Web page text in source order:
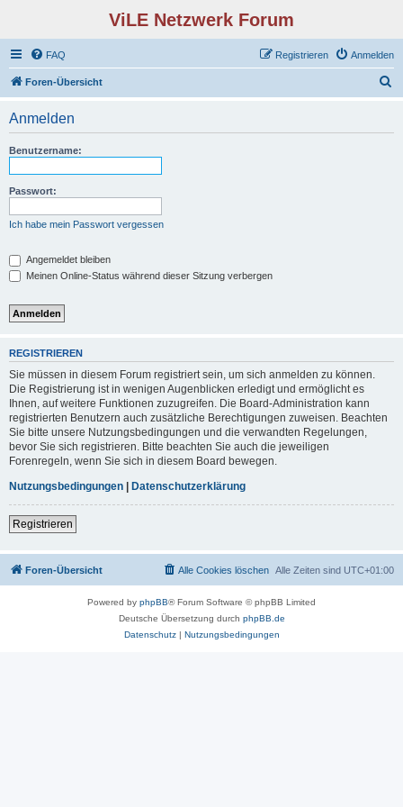
ViLE Netzwerk Forum
FAQ Anmelden
Registrieren
Foren-Übersicht
Anmelden
Benutzername:
Passwort:
Ich habe mein Passwort vergessen
Angemeldet bleiben
Meinen Online-Status während dieser Sitzung verbergen
REGISTRIEREN
Sie müssen in diesem Forum registriert sein, um sich anmelden zu können.
Die Registrierung ist in wenigen Augenblicken erledigt und ermöglicht es
Ihnen, auf weitere Funktionen zuzugreifen. Die Board-Administration kann
registrierten Benutzern auch zusätzliche Berechtigungen zuweisen. Beachten
Sie bitte unsere Nutzungsbedingungen und die verwandten Regelungen,
bevor Sie sich registrieren. Bitte beachten Sie auch die jeweiligen
Forenregeln, wenn Sie sich in diesem Board bewegen.
Nutzungsbedingungen | Datenschutzerklärung
Registrieren
Foren-Übersicht Alle Zeiten sind UTC+01:00
Alle Cookies löschen
Powered by phpBB® Forum Software © phpBB Limited
Deutsche Übersetzung durch phpBB.de
Datenschutz| Nutzungsbedingungen